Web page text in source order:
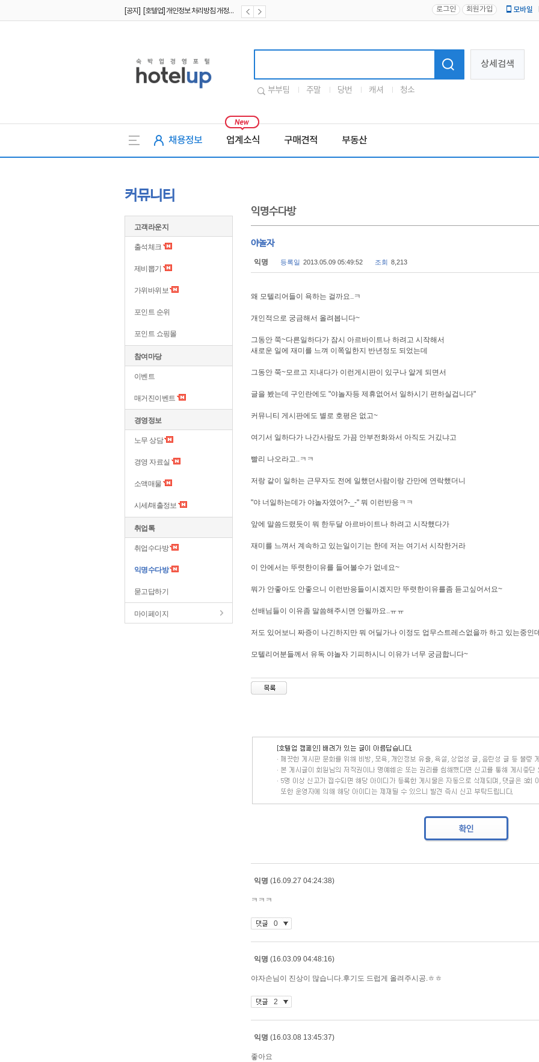
[공지] [호텔업] 유료서비스 이용약관 개정본2 (19.09.02) 로그인 회원가입 모바일
상세검색
부부팀 주말 당번 캐셔 청소
채용정보 업계소식 구매견적 부동산
커뮤니티
고객라운지
출석체크
제비뽑기
가위바위보
포인트 순위
포인트 쇼핑몰
참여마당
이벤트
매거진이벤트
경영정보
노무 상담
경영 자료실
소액매물
시세/매출정보
취업톡
취업수다방
익명수다방
묻고답하기
마이페이지
익명수다방
야놀자
익명 등록일 2013.05.09 05:49:52 조회 8,213
왜 모텔리어들이 욕하는 걸까요..ㅋ
개인적으로 궁금해서 올려봅니다~
그동안 쭉~다른일하다가 잠시 아르바이트나 하려고 시작해서
새로운 일에 재미를 느껴 이쪽일한지 반년정도 되었는데
그동안 쭉~모르고 지내다가 이런게시판이 있구나 알게 되면서
글을 봤는데 구인란에도 "야놀자등 제휴없어서 일하시기 편하실겁니다"
커뮤니티 게시판에도 별로 호평은 없고~
여기서 일하다가 나간사람도 가끔 안부전화와서 아직도 거깄냐고
빨리 나오라고..ㅋㅋ
저랑 같이 일하는 근무자도 전에 일했던사람이랑 간만에 연락했더니
"야 너일하는데가 야놀자였어?-_-" 뭐 이런반응ㅋㅋ
앞에 말씀드렸듯이 뭐 한두달 아르바이트나 하려고 시작했다가
재미를 느껴서 계속하고 있는일이기는 한데 저는 여기서 시작한거라
이 안에서는 뚜렷한이유를 들어볼수가 없네요~
뭐가 안좋아도 안좋으니 이런반응들이시겠지만 뚜렷한이유를좀 듣고싶어서요~
선배님들이 이유좀 말씀해주시면 안될까요..ㅠㅠ
저도 있어보니 짜증이 나긴하지만 뭐 어딜가나 이정도 업무스트레스없을까 하고 있는중인
모텔리어분들께서 유독 야놀자 기피하시니 이유가 너무 궁금합니다~